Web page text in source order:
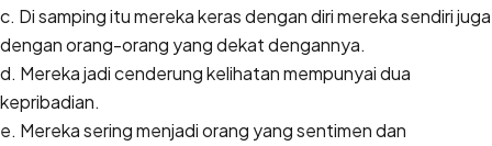
c. Di samping itu mereka keras dengan diri mereka sendiri juga
dengan orang-orang yang dekat dengannya.
d. Mereka jadi cenderung kelihatan mempunyai dua
kepribadian.
e. Mereka sering menjadi orang yang sentimen dan